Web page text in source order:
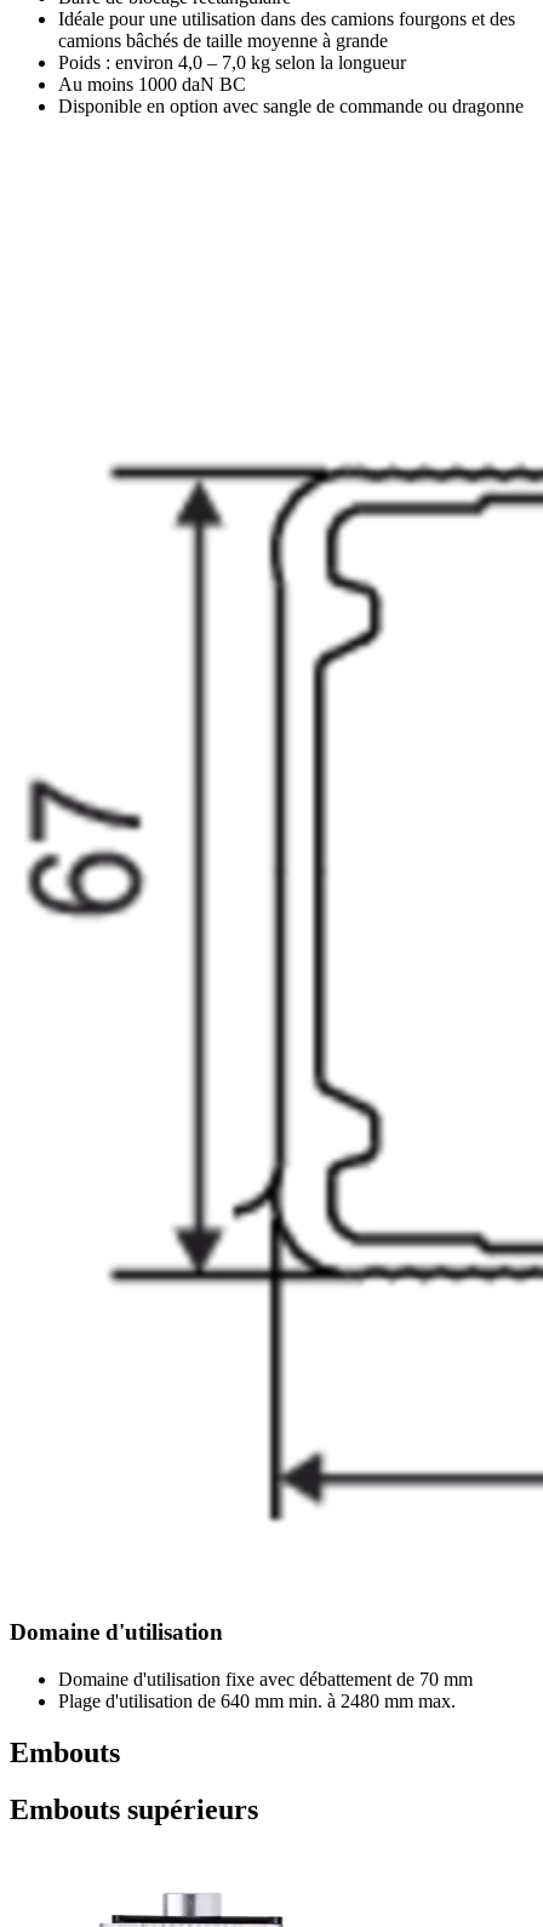
Idéale pour une utilisation dans des camions fourgons et des
camions bâchés de taille moyenne à grande
Poids : environ 4,0 – 7,0 kg selon la longueur
Au moins 1000 daN BC
Disponible en option avec sangle de commande ou dragonne
Domaine d'utilisation
Domaine d'utilisation fixe avec débattement de 70 mm
Plage d'utilisation de 640 mm min. à 2480 mm max.
Embouts
Embouts supérieurs